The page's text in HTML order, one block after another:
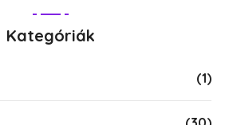
Kategóriák
(1)